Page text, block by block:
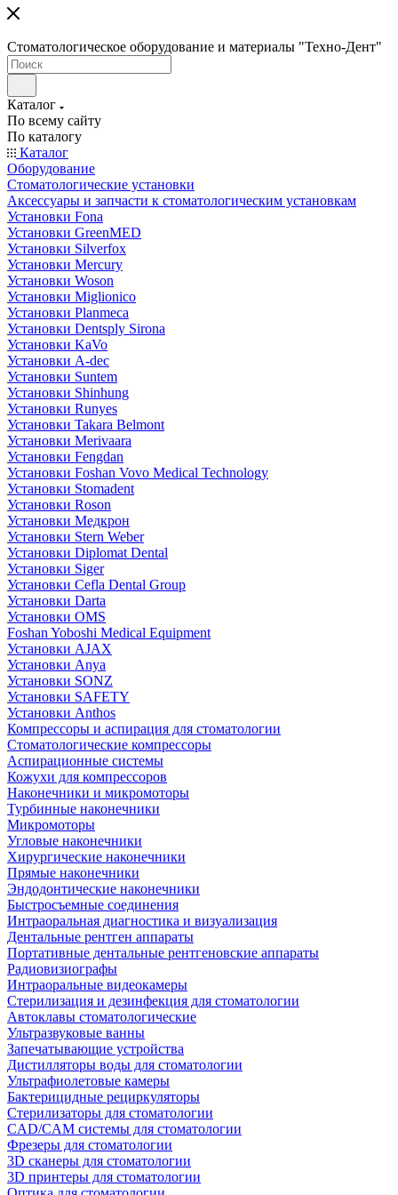
Стоматологическое оборудование и материалы "Техно-Дент"
Каталог
По всему сайту
По каталогу
Каталог
Оборудование
Стоматологические установки
Аксессуары и запчасти к стоматологическим установкам
Установки Fona
Установки GreenMED
Установки Silverfox
Установки Mercury
Установки Woson
Установки Miglionico
Установки Planmeca
Установки Dentsply Sirona
Установки KaVo
Установки A-dec
Установки Suntem
Установки Shinhung
Установки Runyes
Установки Takara Belmont
Установки Merivaara
Установки Fengdan
Установки Foshan Vovo Medical Technology
Установки Stomadent
Установки Roson
Установки Медкрон
Установки Stern Weber
Установки Diplomat Dental
Установки Siger
Установки Cefla Dental Group
Установки Darta
Установки OMS
Foshan Yoboshi Medical Equipment
Установки AJAX
Установки Anya
Установки SONZ
Установки SAFETY
Установки Anthos
Компрессоры и аспирация для стоматологии
Стоматологические компрессоры
Аспирационные системы
Кожухи для компрессоров
Наконечники и микромоторы
Турбинные наконечники
Микромоторы
Угловые наконечники
Хирургические наконечники
Прямые наконечники
Эндодонтические наконечники
Быстросъемные соединения
Интраоральная диагностика и визуализация
Дентальные рентген аппараты
Портативные дентальные рентгеновские аппараты
Радиовизиографы
Интраоральные видеокамеры
Стерилизация и дезинфекция для стоматологии
Автоклавы стоматологические
Ультразвуковые ванны
Запечатывающие устройства
Дистилляторы воды для стоматологии
Ультрафиолетовые камеры
Бактерицидные рециркуляторы
Стерилизаторы для стоматологии
CAD/CAM системы для стоматологии
Фрезеры для стоматологии
3D cканеры для стоматологии
3D принтеры для стоматологии